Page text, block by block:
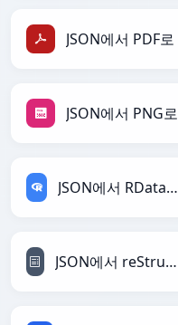
JSON에서 PDF로
JSON에서 PNG로
JSON에서 RDataFrame로
JSON에서 reStructuredText로